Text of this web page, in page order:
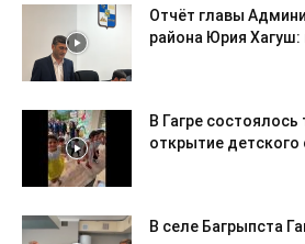
Отчёт главы
района Юрия Хагуш:
В Гагре
открытие
В селе Багрыпста